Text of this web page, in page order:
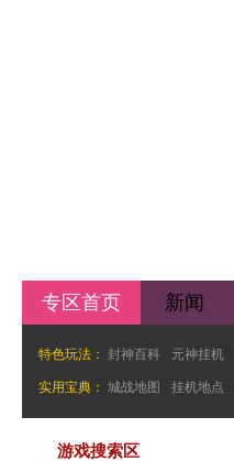
专区首页 新闻
特色玩法： 封神百科 元神挂机
实用宝典： 城战地图 挂机地点
游戏搜索区